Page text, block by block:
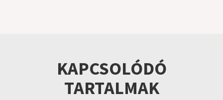
KAPCSOLÓDÓ
TARTALMAK